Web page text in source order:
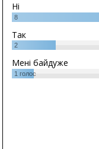
Ні
8
Так
2
Мені байдуже
1 голос